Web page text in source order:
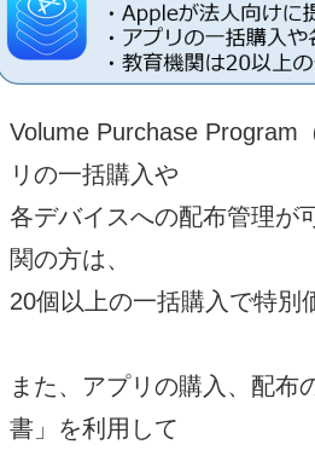
Volume Purchase Program
リの一括購入や
各デバイスへの配布管理が
関の方は、
20個以上の一括購入で特別
また、アプリの購入、配布
書」を利用して